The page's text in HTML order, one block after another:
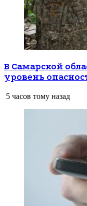
В Самарской
уровень
5 часов тому назад